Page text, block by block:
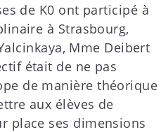
de K0 ont participé à
à Strasbourg,
Mme Deibert
était de ne pas
de manière théorique
aux élèves de
place ses dimensions